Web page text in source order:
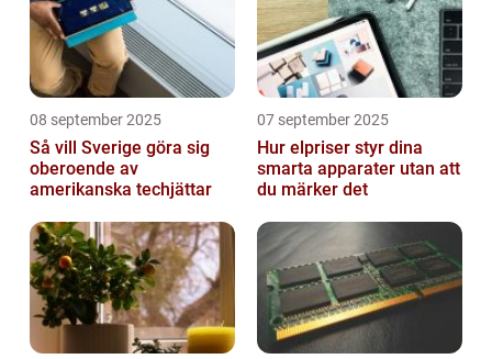
08 september 2025
Så vill Sverige göra sig
oberoende av
amerikanska techjättar
07 september 2025
Hur elpriser styr dina
smarta apparater utan att
du märker det